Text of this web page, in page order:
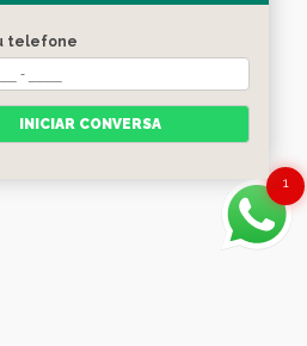
1
telefone
INICIAR CONVERSA